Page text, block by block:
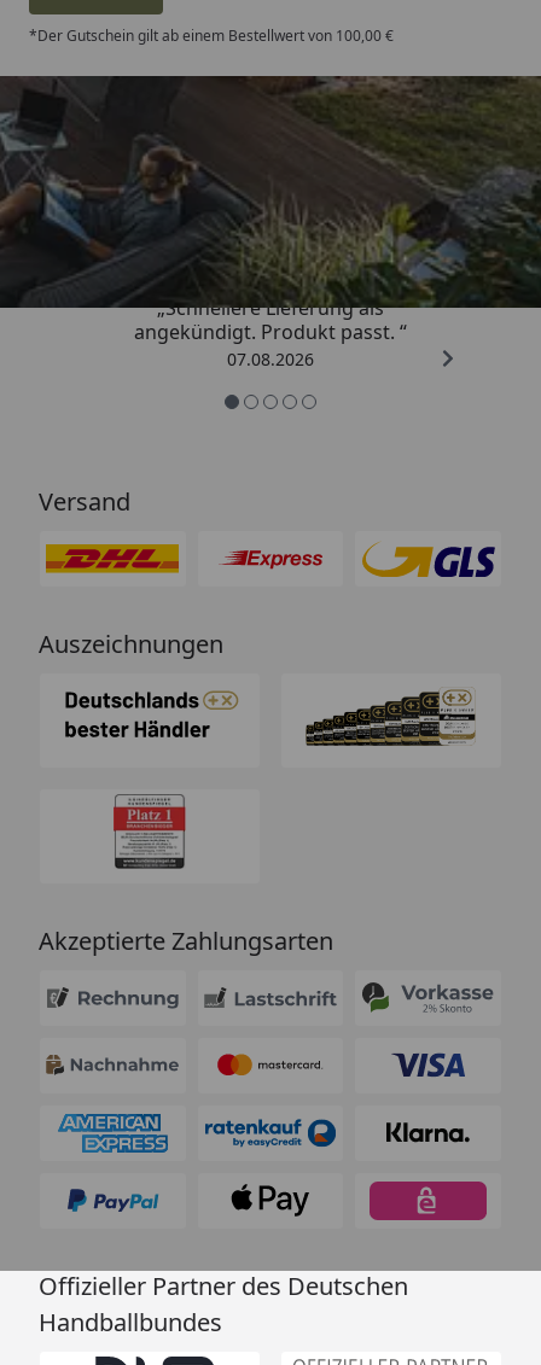
*Der Gutschein gilt ab einem Bestellwert von 100,00 €
Trusted Shops
4,81/ 5
„Schnellere Lieferung als
angekündigt. Produkt passt. “
07.08.2026
Versand
Auszeichnungen
Akzeptierte Zahlungsarten
Offizieller Partner des Deutschen
Handballbundes